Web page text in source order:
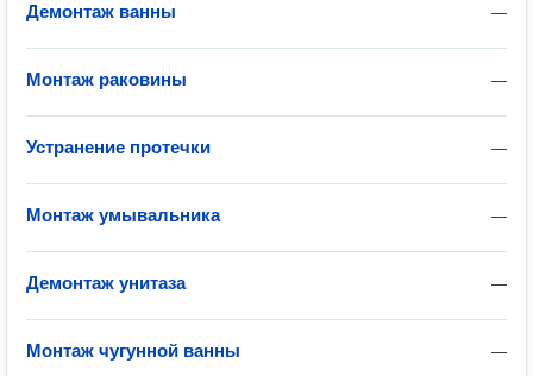
—
Демонтаж ванны
—
Монтаж раковины
—
Устранение протечки
—
Монтаж умывальника
—
Демонтаж унитаза
—
Монтаж чугунной ванны